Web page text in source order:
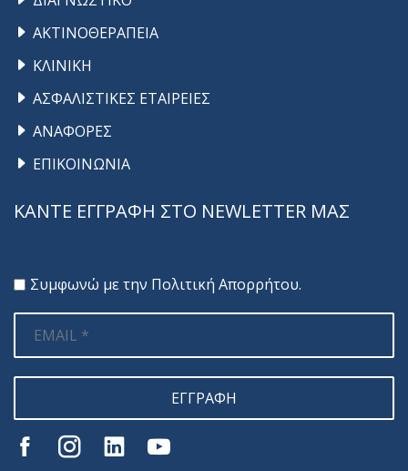
ΑΚΤΙΝΟΘΕΡΑΠΕΙΑ
ΚΛΙΝΙΚΗ
ΑΣΦΑΛΙΣΤΙΚΕΣ ΕΤΑΙΡΕΙΕΣ
ΑΝΑΦΟΡΕΣ
ΕΠΙΚΟΙΝΩΝΙΑ
ΚΑΝΤΕ ΕΓΓΡΑΦΗ ΣΤΟ NEWLETTER ΜΑΣ
Συμφωνώ με την Πολιτική Απορρήτου.
ΕΓΓΡΑΦΗ